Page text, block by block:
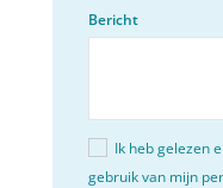
Bericht
Ik heb gelezen
gebruik van mijn